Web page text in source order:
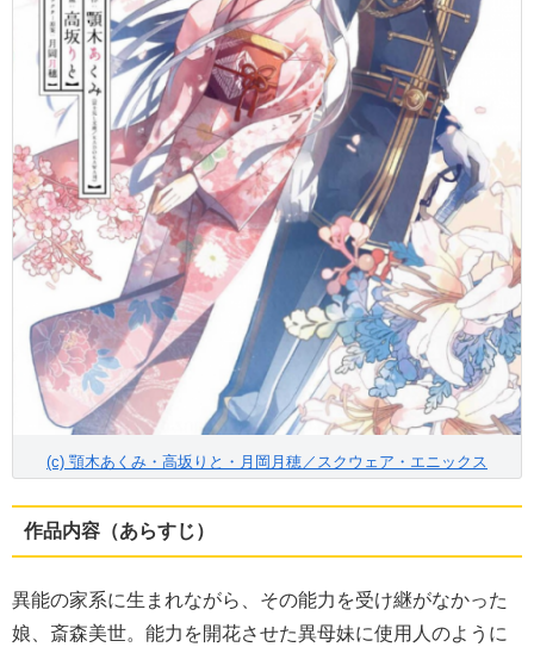
(c) 顎木あくみ・高坂りと・月岡月穂／スクウェア・エニックス
作品内容（あらすじ）
異能の家系に生まれながら、その能力を受け継がなかった
娘、斎森美世。能力を開花させた異母妹に使用人のように